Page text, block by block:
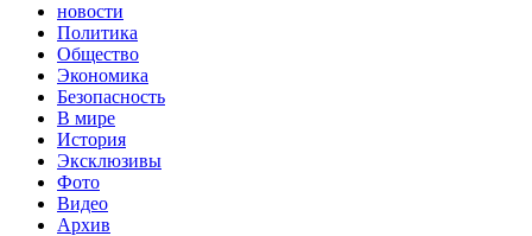
новости
Политика
Общество
Экономика
Безопасность
В мире
История
Эксклюзивы
Фото
Видео
Архив